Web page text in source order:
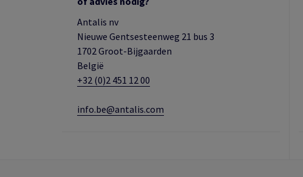
Antalis nv
Nieuwe Gentsesteenweg 21 bus 3
1702 Groot-Bijgaarden
België
+32 (0)2 451 12 00
info.be@antalis.com